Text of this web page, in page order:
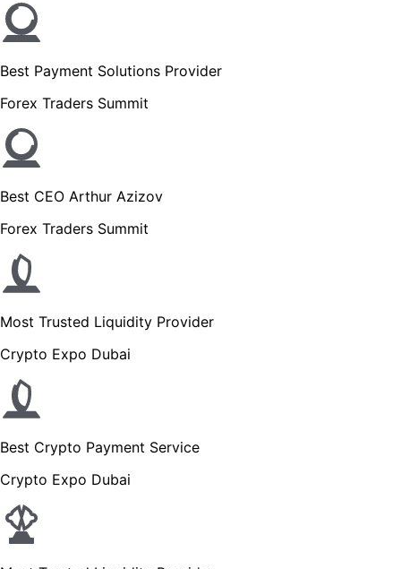
Best Payment Solutions Provider
Forex Traders Summit
Best CEO Arthur Azizov
Forex Traders Summit
Most Trusted Liquidity Provider
Crypto Expo Dubai
Best Crypto Payment Service
Crypto Expo Dubai